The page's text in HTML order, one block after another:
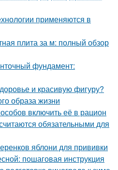
применяются в
плита за м: полный обзор
фундамент:
и красивую фигуру?
образа жизни
включить её в рацион
обязательными для
яблони для прививки
пошаговая инструкция